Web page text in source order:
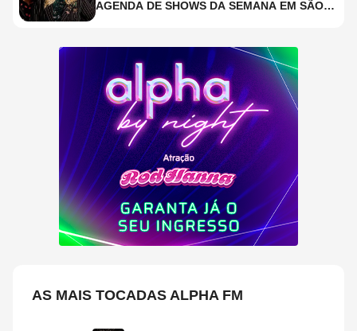
AGENDA DE SHOWS DA SEMANA EM SÃO
AS MAIS TOCADAS ALPHA FM